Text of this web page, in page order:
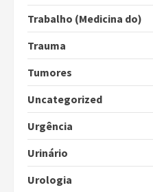
Trabalho (Medicina do)
Trauma
Tumores
Uncategorized
Urgência
Urinário
Urologia